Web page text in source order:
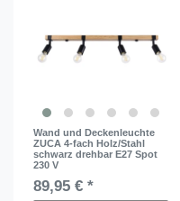
Wand und Deckenleuchte
ZUCA 4-fach Holz/Stahl
schwarz drehbar E27 Spot
230 V
89,95 € *